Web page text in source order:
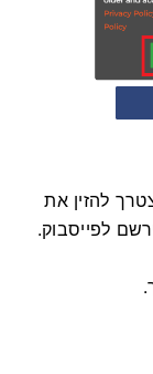
להזין את
לפייסבוק.